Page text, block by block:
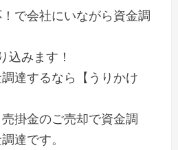
で会社にいながら資金調
込みます！
達するなら【うりかけ
掛金のご売却で資金調
達です。